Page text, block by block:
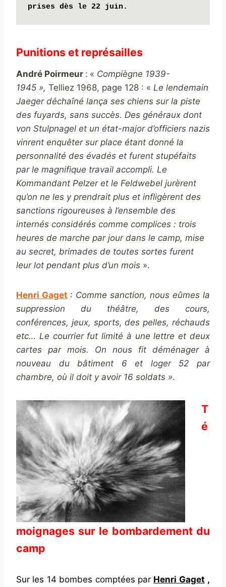
prises dès le 22 juin.
Punitions et représailles
André Poirmeur : « Compiègne 1939-
1945 », Telliez 1968, page 128 : « Le lendemain
Jaeger déchaîné lança ses chiens sur la piste
des fuyards, sans succès. Des généraux dont
von Stulpnagel et un état-major d’officiers nazis
vinrent enquêter sur place étant donné la
personnalité des évadés et furent stupéfaits
par le magnifique travail accompli. Le
Kommandant Pelzer et le Feldwebel jurèrent
qu’on ne les y prendrait plus et infligèrent des
sanctions rigoureuses à l’ensemble des
internés considérés comme complices : trois
heures de marche par jour dans le camp, mise
au secret, brimades de toutes sortes furent
leur lot pendant plus d’un mois ».
Henri Gaget : Comme sanction, nous eûmes la
suppression du théâtre, des cours,
conférences, jeux, sports, des pelles, réchauds
etc… Le courrier fut limité à une lettre et deux
cartes par mois. On nous fit déménager à
nouveau du bâtiment 6 et loger 52 par
chambre, où il doit y avoir 16 soldats ».
T
é
moignages sur le bombardement du
camp
Sur les 14 bombes comptées par Henri Gaget ,